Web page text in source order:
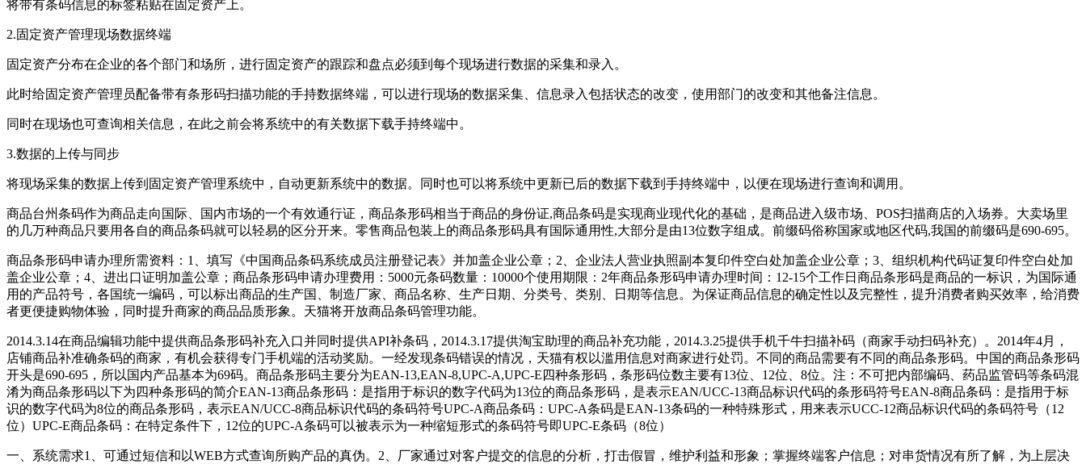
将带有条码信息的标签粘贴在固定资产上。
2.固定资产管理现场数据终端
固定资产分布在企业的各个部门和场所，进行固定资产的跟踪和盘点必须到每个现场进行数据的采集和录入。
此时给固定资产管理员配备带有条形码扫描功能的手持数据终端，可以进行现场的数据采集、信息录入包括状态的改变，使用部门的改变和其他备注信息。
同时在现场也可查询相关信息，在此之前会将系统中的有关数据下载手持终端中。
3.数据的上传与同步
将现场采集的数据上传到固定资产管理系统中，自动更新系统中的数据。同时也可以将系统中更新已后的数据下载到手持终端中，以便在现场进行查询和调用。
商品台州条码作为商品走向国际、国内市场的一个有效通行证，商品条形码相当于商品的身份证,商品条码是实现商业现代化的基础，是商品进入级市场、POS扫描商店的入场券。大卖场里
的几万种商品只要用各自的商品条码就可以轻易的区分开来。零售商品包装上的商品条形码具有国际通用性,大部分是由13位数字组成。前缀码俗称国家或地区代码,我国的前缀码是690-695。
商品条形码申请办理所需资料：1、填写《中国商品条码系统成员注册登记表》并加盖企业公章；2、企业法人营业执照副本复印件空白处加盖企业公章；3、组织机构代码证复印件空白处加
盖企业公章；4、进出口证明加盖公章；商品条形码申请办理费用：5000元条码数量：10000个使用期限：2年商品条形码申请办理时间：12-15个工作日商品条形码是商品的一标识，为国际通
用的产品符号，各国统一编码，可以标出商品的生产国、制造厂家、商品名称、生产日期、分类号、类别、日期等信息。为保证商品信息的确定性以及完整性，提升消费者购买效率，给消费
者更便捷购物体验，同时提升商家的商品品质形象。天猫将开放商品条码管理功能。
2014.3.14在商品编辑功能中提供商品条形码补充入口并同时提供API补条码，2014.3.17提供淘宝助理的商品补充功能，2014.3.25提供手机千牛扫描补码（商家手动扫码补充）。2014年4月，
店铺商品补准确条码的商家，有机会获得专门手机端的活动奖励。一经发现条码错误的情况，天猫有权以滥用信息对商家进行处罚。不同的商品需要有不同的商品条形码。中国的商品条形码
开头是690-695，所以国内产品基本为69码。商品条形码主要分为EAN-13,EAN-8,UPC-A,UPC-E四种条形码，条形码位数主要有13位、12位、8位。注：不可把内部编码、药品监管码等条码混
淆为商品条形码以下为四种条形码的简介EAN-13商品条形码：是指用于标识的数字代码为13位的商品条形码，是表示EAN/UCC-13商品标识代码的条形码符号EAN-8商品条码：是指用于标
识的数字代码为8位的商品条形码，表示EAN/UCC-8商品标识代码的条码符号UPC-A商品条码：UPC-A条码是EAN-13条码的一种特殊形式，用来表示UCC-12商品标识代码的条码符号（12
位）UPC-E商品条码：在特定条件下，12位的UPC-A条码可以被表示为一种缩短形式的条码符号即UPC-E条码（8位）
一、系统需求1、可通过短信和以WEB方式查询所购产品的真伪。2、厂家通过对客户提交的信息的分析，打击假冒，维护利益和形象；掌握终端客户信息；对串货情况有所了解，为上层决